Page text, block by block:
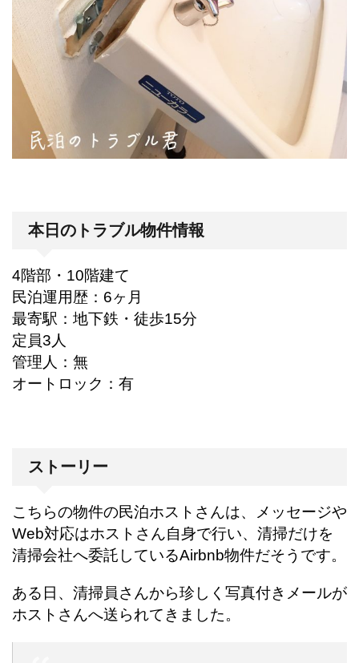
本日のトラブル物件情報
4階部・10階建て
民泊運用歴：6ヶ月
最寄駅：地下鉄・徒歩15分
定員3人
管理人：無
オートロック：有
ストーリー
こちらの物件の民泊ホストさんは、メッセージや
Web対応はホストさん自身で行い、清掃だけを
清掃会社へ委託しているAirbnb物件だそうです。
ある日、清掃員さんから珍しく写真付きメールが
ホストさんへ送られてきました。